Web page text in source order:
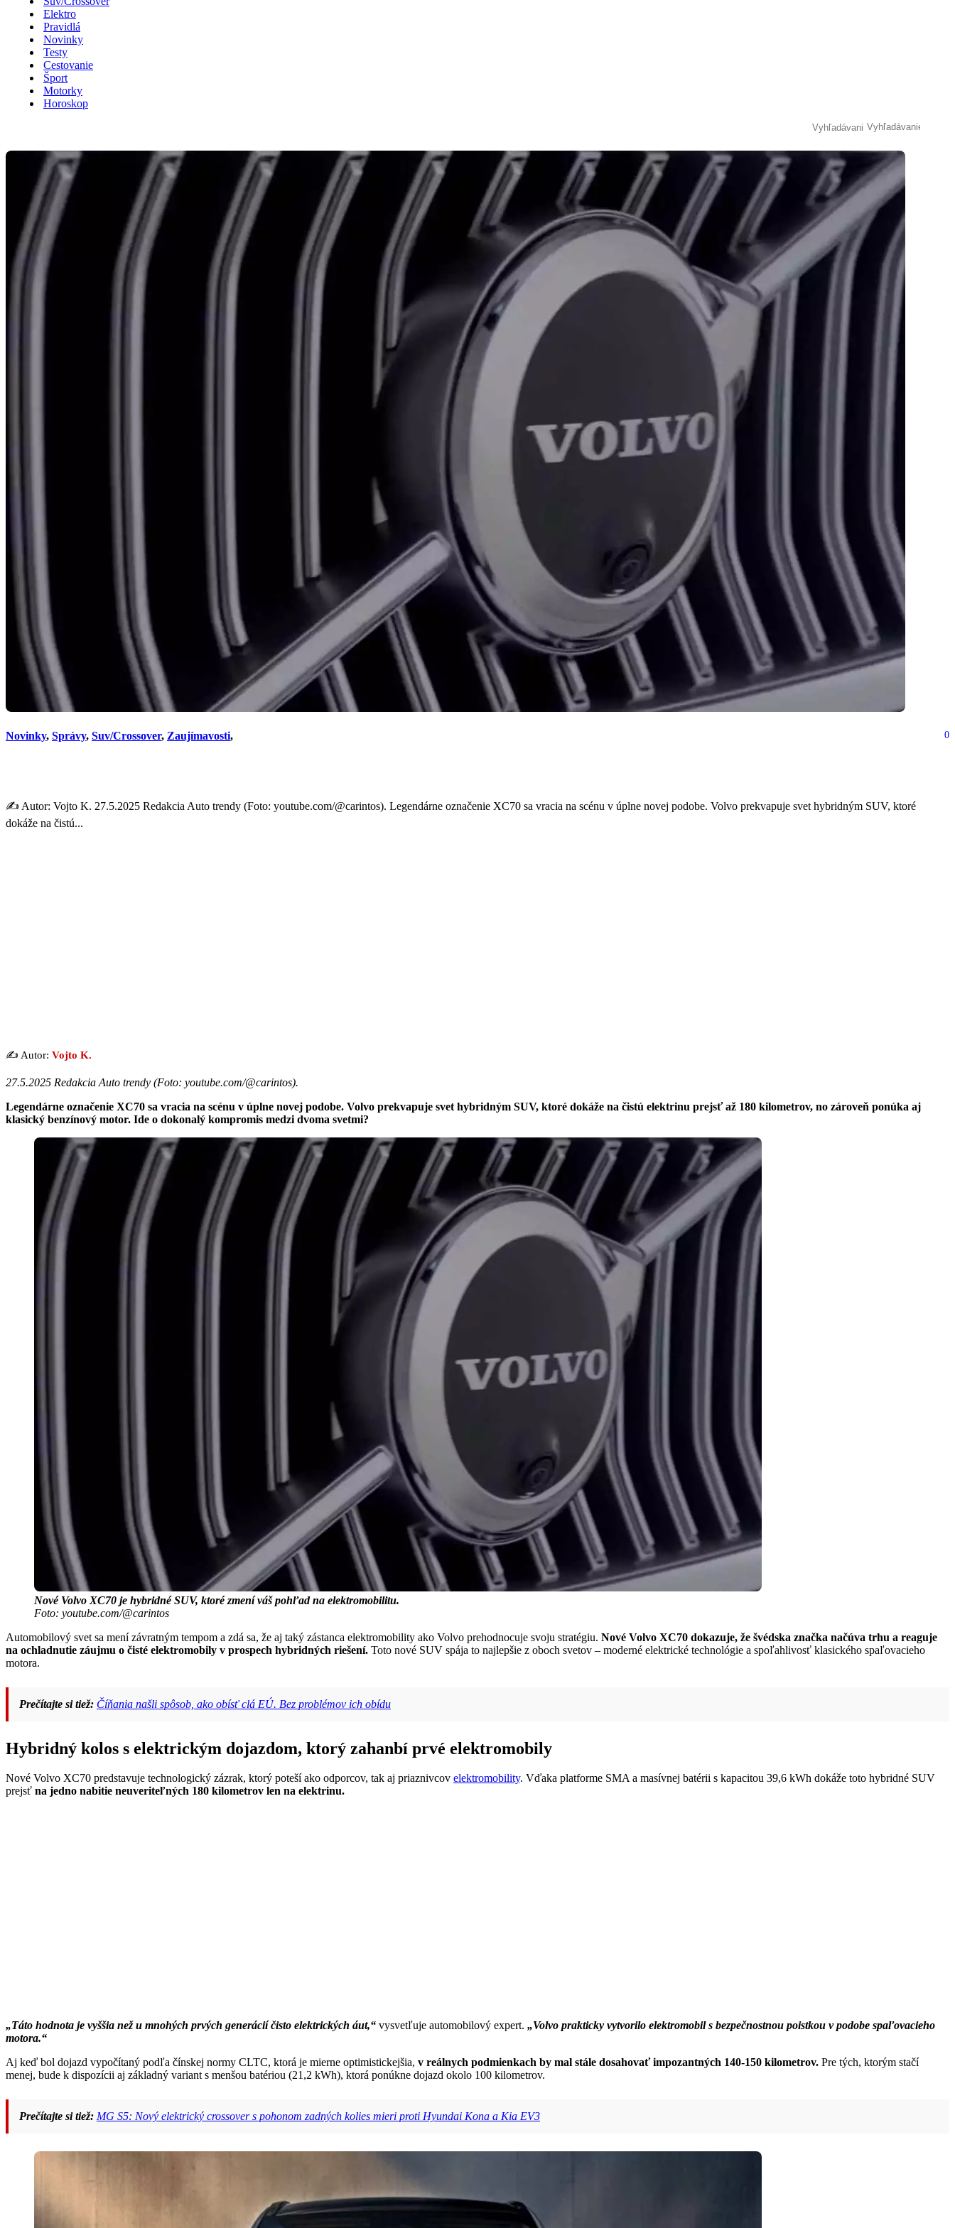
Elektro
Pravidlá
Novinky
Testy
Cestovanie
Šport
Motorky
Horoskop
Novinky, Správy, Suv/Crossover, Zaujímavosti, 0
✍️ Autor: Vojto K. 27.5.2025 Redakcia Auto trendy (Foto: youtube.com/@carintos). Legendárne označenie XC70 sa vracia na scénu v úplne novej podobe. Volvo prekvapuje svet hybridným SUV, ktoré
dokáže na čistú...
✍️ Autor: Vojto K.
27.5.2025 Redakcia Auto trendy (Foto: youtube.com/@carintos).
Legendárne označenie XC70 sa vracia na scénu v úplne novej podobe. Volvo prekvapuje svet hybridným SUV, ktoré dokáže na čistú elektrinu prejsť až 180 kilometrov, no zároveň ponúka aj
klasický benzínový motor. Ide o dokonalý kompromis medzi dvoma svetmi?
Nové Volvo XC70 je hybridné SUV, ktoré zmení váš pohľad na elektromobilitu.
Foto: youtube.com/@carintos
Automobilový svet sa mení závratným tempom a zdá sa, že aj taký zástanca elektromobility ako Volvo prehodnocuje svoju stratégiu. Nové Volvo XC70 dokazuje, že švédska značka načúva trhu a reaguje
na ochladnutie záujmu o čisté elektromobily v prospech hybridných riešení. Toto nové SUV spája to najlepšie z oboch svetov – moderné elektrické technológie a spoľahlivosť klasického spaľovacieho
motora.
Prečítajte si tiež: Číňania našli spôsob, ako obísť clá EÚ. Bez problémov ich obídu
Hybridný kolos s elektrickým dojazdom, ktorý zahanbí prvé elektromobily
Nové Volvo XC70 predstavuje technologický zázrak, ktorý poteší ako odporcov, tak aj priaznivcov elektromobility. Vďaka platforme SMA a masívnej batérii s kapacitou 39,6 kWh dokáže toto hybridné SUV
prejsť na jedno nabitie neuveriteľných 180 kilometrov len na elektrinu.
„Táto hodnota je vyššia než u mnohých prvých generácií čisto elektrických áut,“ vysvetľuje automobilový expert. „Volvo prakticky vytvorilo elektromobil s bezpečnostnou poistkou v podobe spaľovacieho
motora.“
Aj keď bol dojazd vypočítaný podľa čínskej normy CLTC, ktorá je mierne optimistickejšia, v reálnych podmienkach by mal stále dosahovať impozantných 140-150 kilometrov. Pre tých, ktorým stačí
menej, bude k dispozícii aj základný variant s menšou batériou (21,2 kWh), ktorá ponúkne dojazd okolo 100 kilometrov.
Prečítajte si tiež: MG S5: Nový elektrický crossover s pohonom zadných kolies mieri proti Hyundai Kona a Kia EV3